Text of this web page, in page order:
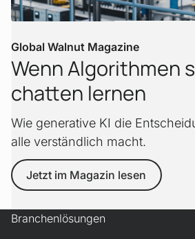
Global Walnut Magazine
Wenn Algorithmen
chatten lernen
Wie generative KI die
alle verständlich macht.
Jetzt im Magazin lesen
Branchenlösungen